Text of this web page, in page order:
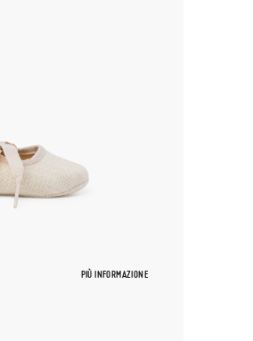
PIÙ INFORMAZIONE